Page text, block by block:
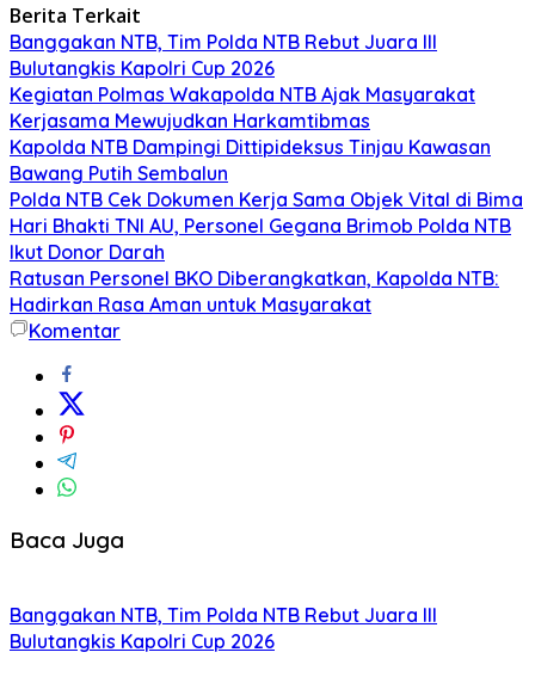
Berita Terkait
Banggakan NTB, Tim Polda NTB Rebut Juara III
Bulutangkis Kapolri Cup 2026
Kegiatan Polmas Wakapolda NTB Ajak Masyarakat
Kerjasama Mewujudkan Harkamtibmas
Kapolda NTB Dampingi Dittipideksus Tinjau Kawasan
Bawang Putih Sembalun
Polda NTB Cek Dokumen Kerja Sama Objek Vital di Bima
Hari Bhakti TNI AU, Personel Gegana Brimob Polda NTB
Ikut Donor Darah
Ratusan Personel BKO Diberangkatkan, Kapolda NTB:
Hadirkan Rasa Aman untuk Masyarakat
Komentar
Baca Juga
Banggakan NTB, Tim Polda NTB Rebut Juara III
Bulutangkis Kapolri Cup 2026